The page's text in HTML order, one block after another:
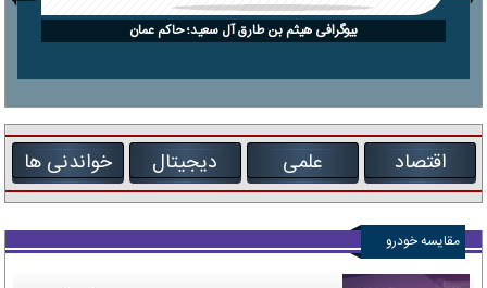
بیوگرافی هیثم بن طارق آل سعید؛ حاکم عمان
اقتصاد علمی دیجیتال خواندنی ها
مقایسه خودرو